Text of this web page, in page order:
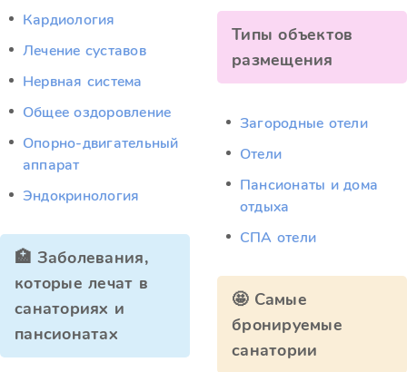
Кардиология
Лечение суставов
Нервная система
Общее оздоровление
Опорно-двигательный
аппарат
Эндокринология
🏥 Заболевания,
которые лечат в
санаториях и
пансионатах
Типы объектов
размещения
Загородные отели
Отели
Пансионаты и дома
отдыха
СПА отели
🤩 Самые
бронируемые
санатории